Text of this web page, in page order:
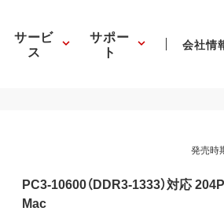
サービ
ス
サポー
ト 会社情
発売時
PC3-10600（DDR3-1333）対応
Mac